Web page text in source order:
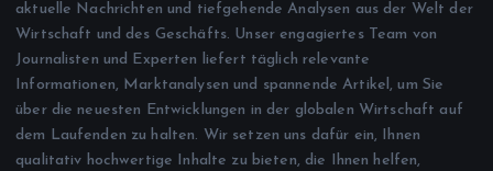
aktuelle Nachrichten und tiefgehende Analysen aus der Welt der
Wirtschaft und des Geschäfts. Unser engagiertes Team von
Journalisten und Experten liefert täglich relevante
Informationen, Marktanalysen und spannende Artikel, um Sie
über die neuesten Entwicklungen in der globalen Wirtschaft auf
dem Laufenden zu halten. Wir setzen uns dafür ein, Ihnen
qualitativ hochwertige Inhalte zu bieten, die Ihnen helfen,